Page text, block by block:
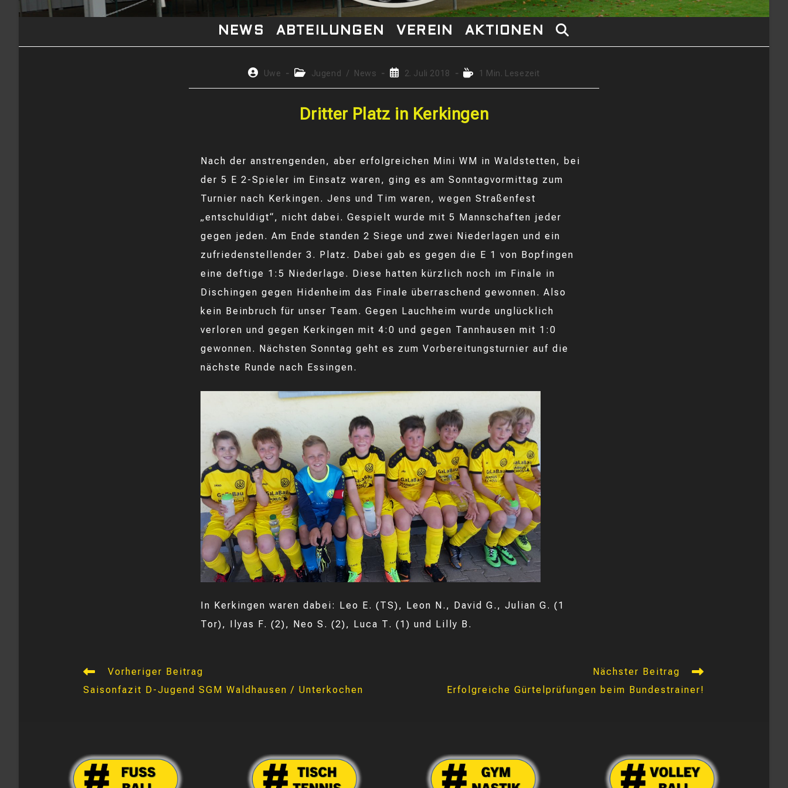
NEWS ABTEILUNGEN VEREIN AKTIONEN WEBSITE-
UMSCHALTEN
Beitrags-
Uwe
Beitrags-
Jugend / News
Beitrag2. Juli 2018 Lesedauer:
1 Min. Lesezeit
Dritter Platz in Kerkingen
Nach der anstrengenden, aber erfolgreichen Mini WM in Waldstetten, bei
der 5 E 2-Spieler im Einsatz waren, ging es am Sonntagvormittag zum
Turnier nach Kerkingen. Jens und Tim waren, wegen Straßenfest
„entschuldigt“, nicht dabei. Gespielt wurde mit 5 Mannschaften jeder
gegen jeden. Am Ende standen 2 Siege und zwei Niederlagen und ein
zufriedenstellender 3. Platz. Dabei gab es gegen die E 1 von Bopfingen
eine deftige 1:5 Niederlage. Diese hatten kürzlich noch im Finale in
Dischingen gegen Hidenheim das Finale überraschend gewonnen. Also
kein Beinbruch für unser Team. Gegen Lauchheim wurde unglücklich
verloren und gegen Kerkingen mit 4:0 und gegen Tannhausen mit 1:0
gewonnen. Nächsten Sonntag geht es zum Vorbereitungsturnier auf die
nächste Runde nach Essingen.
In Kerkingen waren dabei: Leo E. (TS), Leon N., David G., Julian G. (1
Tor), Ilyas F. (2), Neo S. (2), Luca T. (1) und Lilly B.
Weitere
ansehen
Vorheriger Beitrag
Saisonfazit D-Jugend SGM Waldhausen / Unterkochen
Nächster Beitrag
Erfolgreiche Gürtelprüfungen beim Bundestrainer!